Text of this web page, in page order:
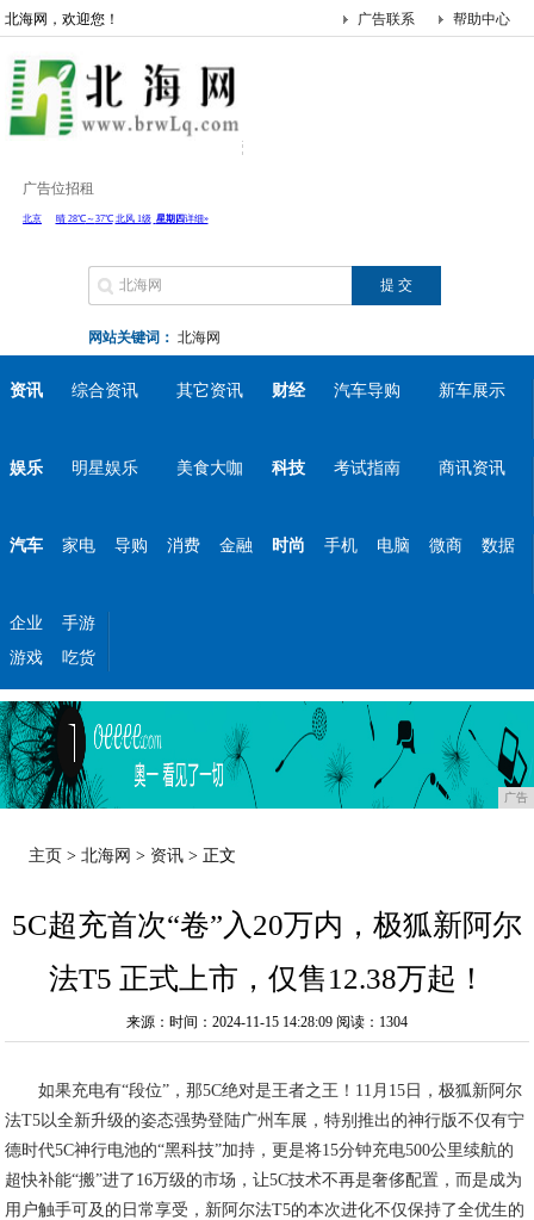
北海网，欢迎您！ 帮助中心
广告联系
广告位招租
网站关键词： 北海网
资讯 综合资讯 其它资讯 财经 汽车导购 新车展示
娱乐 明星娱乐 美食大咖 科技 考试指南 商讯资讯
汽车 家电 导购 消费 金融 时尚 手机 电脑 微商 数据
企业
手游
游戏
吃货
广告
主页 >北海网 > 资讯 > 正文
5C超充首次“卷”入20万内，极狐新阿尔
法T5 正式上市，仅售12.38万起！
来源：时间：2024-11-15 14:28:09 阅读：1304
如果充电有“段位”，那5C绝对是王者之王！11月15日，极狐新阿尔
法T5以全新升级的姿态强势登陆广州车展，特别推出的神行版不仅有宁
德时代5C神行电池的“黑科技”加持，更是将15分钟充电500公里续航的
超快补能“搬”进了16万级的市场，让5C技术不再是奢侈配置，而是成为
用户触手可及的日常享受，新阿尔法T5的本次进化不仅保持了全优生的